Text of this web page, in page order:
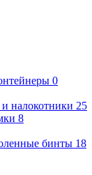
0
налокотники 25
8
бинты 18